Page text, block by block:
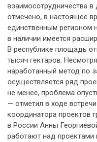
взаимосотрудничества
отмечено, в настоящее
единственным регионом
в наличии имеется
В республике площадь
тысяч гектаров.
наработанный метод по
осуществляется ряд
не менее, проблема
— отметил в ходе
координатора проектов
в России Анны
работают над